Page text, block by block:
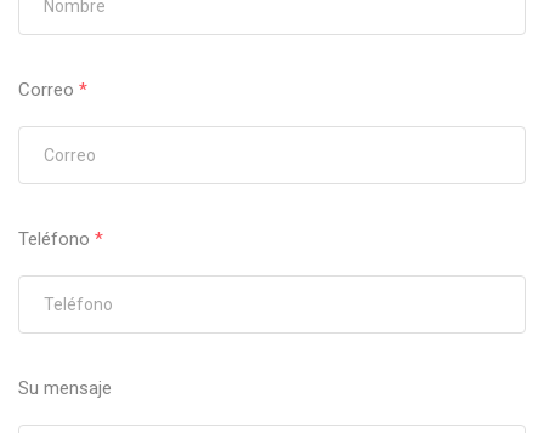
Correo *
Teléfono *
Su mensaje